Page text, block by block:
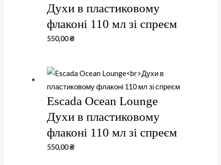
Духи в пластиковому
флаконі 110 мл зі спреєм
550,00₴
Escada Ocean Lounge
Духи в пластиковому
флаконі 110 мл зі спреєм
550,00₴